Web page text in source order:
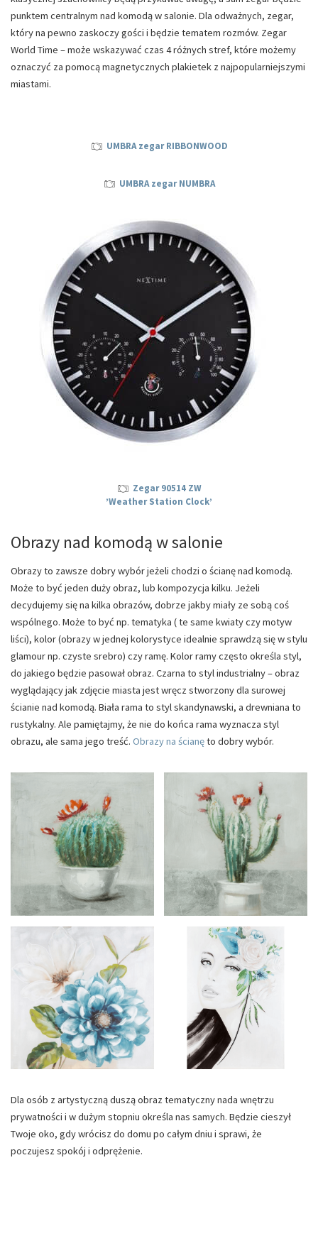
punktem centralnym nad komodą w salonie. Dla odważnych, zegar,
który na pewno zaskoczy gości i będzie tematem rozmów. Zegar
World Time – może wskazywać czas 4 różnych stref, które możemy
oznaczyć za pomocą magnetycznych plakietek z najpopularniejszymi
miastami.
UMBRA zegar RIBBONWOOD
UMBRA zegar NUMBRA
Zegar 90514 ZW
’Weather Station Clock’
Obrazy nad komodą w salonie
Obrazy to zawsze dobry wybór jeżeli chodzi o ścianę nad komodą.
Może to być jeden duży obraz, lub kompozycja kilku. Jeżeli
decydujemy się na kilka obrazów, dobrze jakby miały ze sobą coś
wspólnego. Może to być np. tematyka ( te same kwiaty czy motyw
liści), kolor (obrazy w jednej kolorystyce idealnie sprawdzą się w stylu
glamour np. czyste srebro) czy ramę. Kolor ramy często określa styl,
do jakiego będzie pasował obraz. Czarna to styl industrialny – obraz
wyglądający jak zdjęcie miasta jest wręcz stworzony dla surowej
ścianie nad komodą. Biała rama to styl skandynawski, a drewniana to
rustykalny. Ale pamiętajmy, że nie do końca rama wyznacza styl
obrazu, ale sama jego treść. Obrazy na ścianęto dobry wybór.
Dla osób z artystyczną duszą obraz tematyczny nada wnętrzu
prywatności i w dużym stopniu określa nas samych. Będzie cieszył
Twoje oko, gdy wrócisz do domu po całym dniu i sprawi, że
poczujesz spokój i odprężenie.